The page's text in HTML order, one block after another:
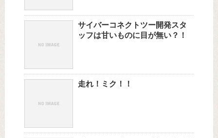
サイバーコネクトツー開発スタ
ッフは甘いものに目が無い？！
走れ！ミク！！